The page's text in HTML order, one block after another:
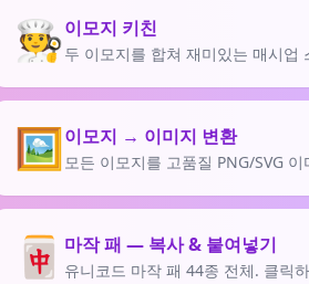
🧑‍🍳이모지 키친
두 이모지를 합쳐 재미있는 매시업
🖼️ 이모지 → 이미지 변환
모든 이모지를 고품질 PNG/SVG
🀄 마작 패 — 복사 & 붙여넣기
유니코드 마작 패 44종 전체. 클릭